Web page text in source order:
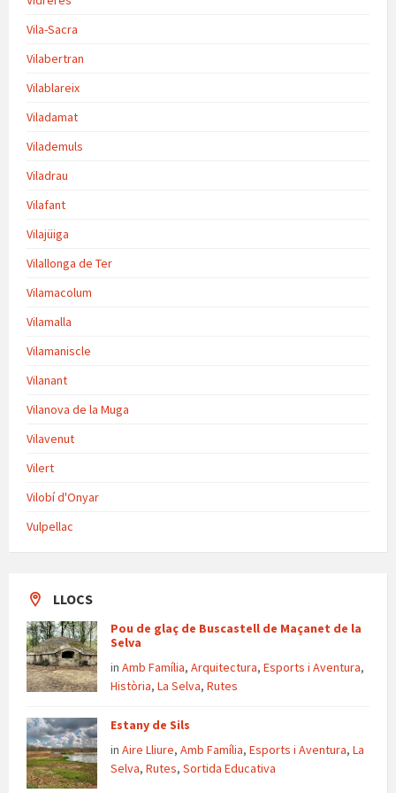
Vila-Sacra
Vilabertran
Vilablareix
Viladamat
Vilademuls
Viladrau
Vilafant
Vilajüiga
Vilallonga de Ter
Vilamacolum
Vilamalla
Vilamaniscle
Vilanant
Vilanova de la Muga
Vilavenut
Vilert
Vilobí d'Onyar
Vulpellac
LLOCS
Pou de glaç de Buscastell de Maçanet de la
Selva
in Amb Família, Arquitectura, Esports i Aventura,
Història, La Selva, Rutes
Estany de Sils
in Aire Lliure, Amb Família, Esports i Aventura, La
Selva, Rutes, Sortida Educativa